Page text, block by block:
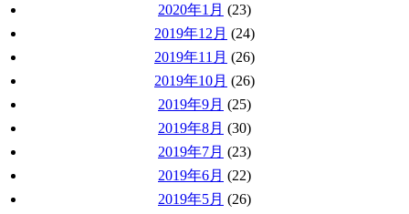
2020年1月 (23)
2019年12月 (24)
2019年11月 (26)
2019年10月 (26)
2019年9月 (25)
2019年8月 (30)
2019年7月 (23)
2019年6月 (22)
2019年5月 (26)